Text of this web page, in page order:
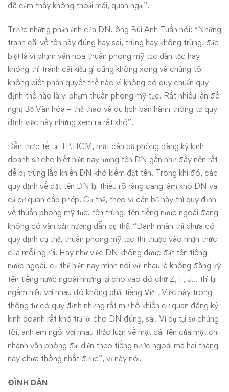
đã cảm thấy không thoải mái, quan ngại”.
Trước những phản ảnh của DN, ông Bùi Anh Tuấn nói: “Những
tranh cãi về tên này đúng hay sai, trùng hay không trùng, đặc
biệt là vi phạm văn hóa thuần phong mỹ tục dân tộc hay
không thì tranh cãi kiểu gì cũng không xong và chúng tôi
không biết phán quyết thế nào vì không có quy chuẩn quy
định thế nào là vi phạm thuần phong mỹ tục. Rất nhiều lần đề
nghị Bộ Văn hóa – thể thao và du lịch ban hành thông tư quy
định việc này nhưng xem ra rất khó”.
Dẫn thực tế tại TP.HCM, một cán bộ phòng đăng ký kinh
doanh sở cho biết hiện nay lượng tên DN gần như đầy nên rất
dễ bị trùng lắp khiến DN khó kiếm đặt tên. Trong khi đó, các
quy định về đặt tên DN lại thiếu rõ ràng càng làm khó DN và
cả cơ quan cấp phép. Cụ thể, theo vị cán bộ này thì quy định
về thuần phong mỹ tục, tên trùng, tên tiếng nước ngoài đang
không có văn bản hướng dẫn cụ thể. “Danh nhân thì chưa có
quy định cụ thể, thuần phong mỹ tục thì thuộc vào nhận thức
của mỗi người. Hay như việc DN không được đặt tên tiếng
nước ngoài, cụ thể hiện nay mình nói với nhau là không đăng ký
tên tiếng nước ngoài nhưng lại cho vào đó chữ Z, F, J… thì lại
ngầm hiểu với nhau đó không phải tiếng Việt. Việc này trong
thông tư có quy định nhưng rất mơ hồ khiến cơ quan đăng ký
kinh doanh rất khó trả lời cho DN đúng, sai. Ví dụ tại sở chúng
tôi, anh em ngồi với nhau thảo luận về một cái tên của một chi
nhánh văn phòng đại diện theo tiếng nước ngoài mà hai tháng
nay chưa thống nhất được”, vị này nói.
ĐÌNH DÂN